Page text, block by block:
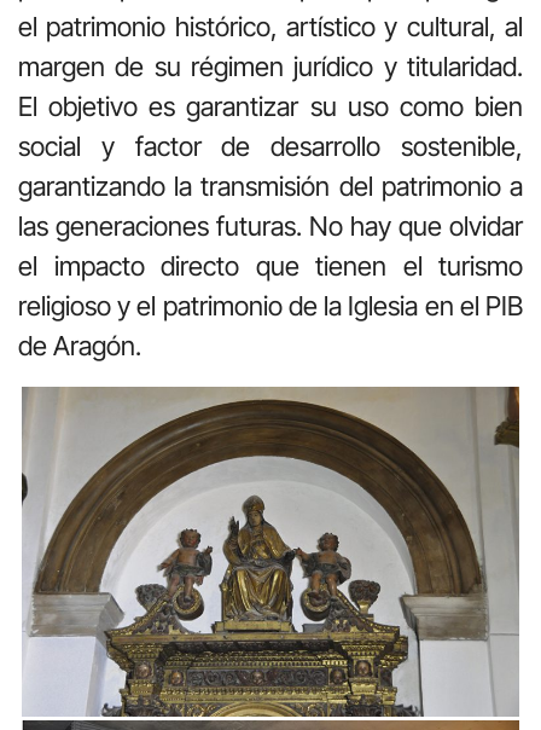
el patrimonio histórico, artístico y cultural, al
margen de su régimen jurídico y titularidad.
El objetivo es garantizar su uso como bien
social y factor de desarrollo sostenible,
garantizando la transmisión del patrimonio a
las generaciones futuras. No hay que olvidar
el impacto directo que tienen el turismo
religioso y el patrimonio de la Iglesia en el PIB
de Aragón.